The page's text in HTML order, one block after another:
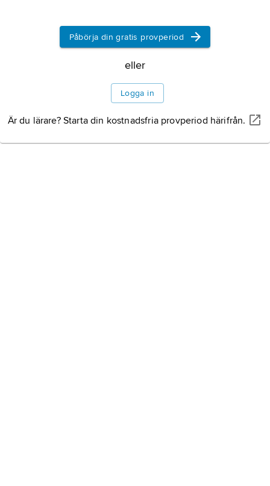
Påbörja din gratis provperiod
eller
Logga in
Är du lärare? Starta din kostnadsfria provperiod härifrån.